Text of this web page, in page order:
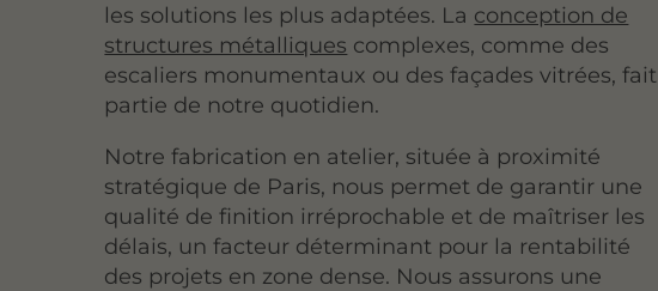
les solutions les plus adaptées. La conception de
structures métalliques complexes, comme des
escaliers monumentaux ou des façades vitrées, fait
partie de notre quotidien.
Notre fabrication en atelier, située à proximité
stratégique de Paris, nous permet de garantir une
qualité de finition irréprochable et de maîtriser les
délais, un facteur déterminant pour la rentabilité
des projets en zone dense. Nous assurons une